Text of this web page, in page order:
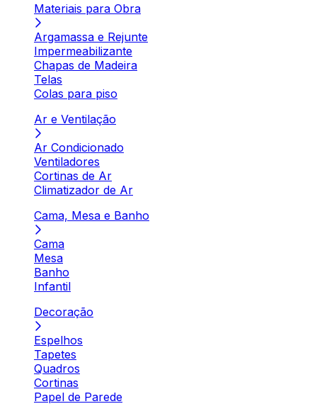
Materiais para Obra
Argamassa e Rejunte
Impermeabilizante
Chapas de Madeira
Telas
Colas para piso
Ar e Ventilação
Ar Condicionado
Ventiladores
Cortinas de Ar
Climatizador de Ar
Cama, Mesa e Banho
Cama
Mesa
Banho
Infantil
Decoração
Espelhos
Tapetes
Quadros
Cortinas
Papel de Parede